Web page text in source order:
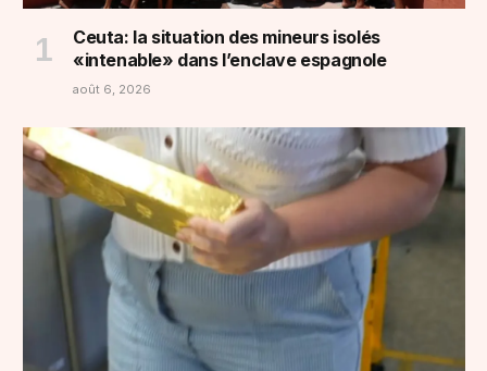
Ceuta: la situation des mineurs isolés
«intenable» dans l’enclave espagnole
août 6, 2026